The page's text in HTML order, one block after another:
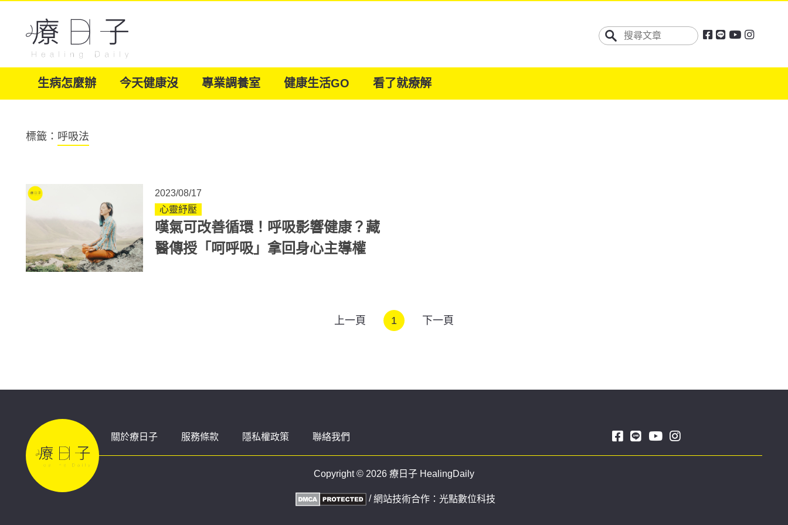
生病怎麼辦 今天健康沒 專業調養室 健康生活GO 看了就療解
標籤： 呼吸法
2023/08/17
心靈紓壓
嘆氣可改善循環！呼吸影響健康？藏
醫傳授「呵呼吸」拿回身心主導權
上一頁 1 下一頁
關於療日子 服務條款 隱私權政策 聯絡我們
Copyright © 2026 療日子 HealingDaily
/網站技術合作： 光點數位科技